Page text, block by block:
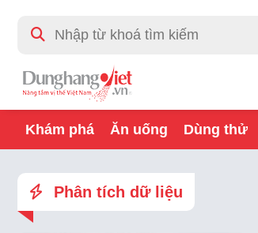
Khám phá Ăn uống Dùng thử
Phân tích dữ liệu